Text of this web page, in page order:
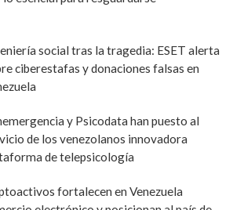
social tras la tragedia: ESET alerta
ciberestafas y donaciones falsas en
y Psicodata han puesto al
de los venezolanos innovadora
de telepsicología
fortalecen en Venezuela